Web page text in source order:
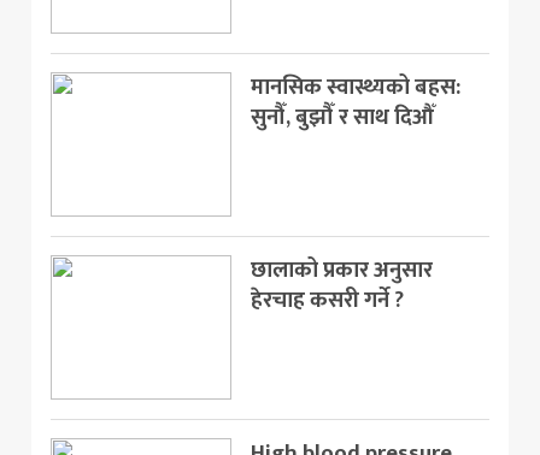
मानसिक स्वास्थ्यको बहस:
सुनौँ, बुझौँ र साथ दिऔँ
छालाको प्रकार अनुसार
हेरचाह कसरी गर्ने ?